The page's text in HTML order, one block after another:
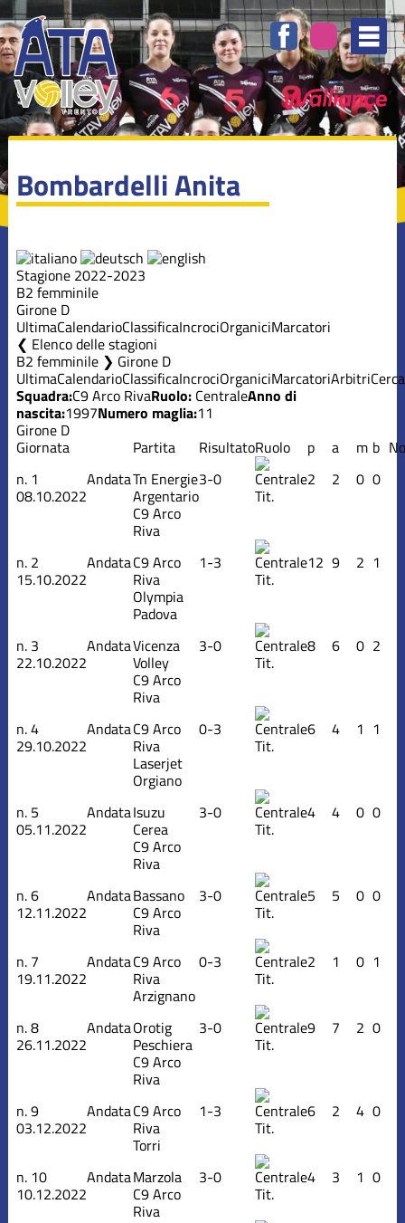
Bombardelli Anita
Stagione 2022-2023
B2 femminile
Girone D
UltimaCalendarioClassificaIncrociOrganiciMarcatori
Elenco delle stagioni
B2 femminile ❯ Girone D
UltimaCalendarioClassificaIncrociOrganiciMarcatoriArbitriCerca
Squadra:C9 Arco RivaRuolo:CentraleAnno di
nascita:1997Numero maglia:11
Girone D
Giornata Partita RisultatoRuolo p a m b
n. 1
08.10.2022
AndataTn Energie
Argentario
C9 Arco
Riva
3-0
Tit.
2 2 0 0
n. 2
15.10.2022
AndataC9 Arco
Riva
Olympia
Padova
1-3
Tit.
12 9 2 1
n. 3
22.10.2022
AndataVicenza
Volley
C9 Arco
Riva
3-0
Tit.
8 6 0 2
n.4
29.10.2022
AndataC9 Arco
Riva
Laserjet
Orgiano
0-3
Tit.
6 4 1 1
n. 5
05.11.2022
AndataIsuzu
Cerea
C9 Arco
Riva
3-0
Tit.
4 4 0 0
n.6
12.11.2022
AndataBassano
C9 Arco
Riva
3-0
Tit.
5 5 0 0
n. 7
19.11.2022
AndataC9 Arco
Riva
Arzignano
0-3
Tit.
2 1 0 1
n.8
26.11.2022
AndataOrotig
Peschiera
C9 Arco
Riva
3-0
Tit.
9 7 2 0
n.9
03.12.2022
AndataC9 Arco
Riva
Torri
1-3
Tit.
6 2 4 0
n. 10
10.12.2022
AndataMarzola
C9 Arco
Riva
3-0
Tit.
4 3 1 0